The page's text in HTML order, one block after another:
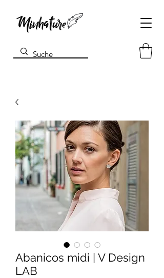
Abanicos midi | V Design
LAB